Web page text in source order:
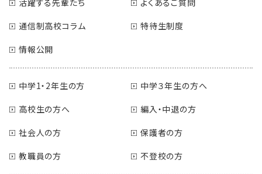
通信制高校コラム
特待生制度
情報公開
中学1・2年生の方
中学３年生の方へ
高校生の方へ
編入・中退の方
社会人の方
保護者の方
教職員の方
不登校の方